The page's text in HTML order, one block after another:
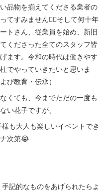
品物を揃えてくださる業者の
てすみません🙇‍♂️そして何十年
トさん、従業員を始め、新旧
くださった全てのスタッフ皆
ます。令和の時代は働きやす
でやっていきたいと思いま
び教育・伝承）
くても、今までただの一度も
い花子ですが、
も大人も楽しいイベントでき
次第😭
記的なものをあげられたらよ